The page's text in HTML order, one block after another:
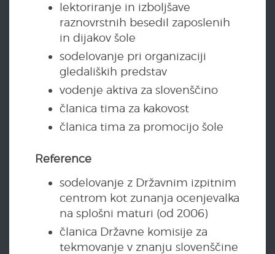
lektoriranje in izboljšave
raznovrstnih besedil zaposlenih
in dijakov šole
sodelovanje pri organizaciji
gledaliških predstav
vodenje aktiva za slovenščino
članica tima za kakovost
članica tima za promocijo šole
Reference
sodelovanje z Državnim izpitnim
centrom kot zunanja ocenjevalka
na splošni maturi (od 2006)
članica Državne komisije za
tekmovanje v znanju slovenščine